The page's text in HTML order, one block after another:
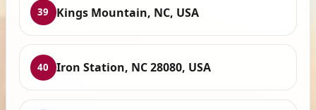
39 Kings Mountain, NC, USA
40 Iron Station, NC 28080, USA